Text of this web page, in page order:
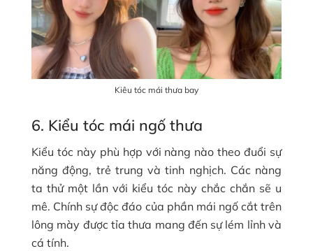
Kiêu tóc mái thưa bay
6. Kiểu tóc mái ngố thưa
Kiểu tóc này phù hợp với nàng nào theo đuổi sự
năng động, trẻ trung và tinh nghịch. Các nàng
ta thử một lần với kiểu tóc này chắc chắn sẽ u
mê. Chính sự độc đáo của phần mái ngố cắt trên
lông mày được tỉa thưa mang đến sự lém lỉnh và
cá tính.